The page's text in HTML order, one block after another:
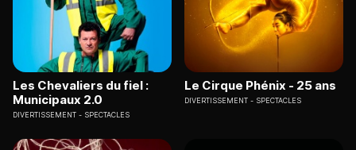
Les Chevaliers du fiel :
Municipaux 2.0
DIVERTISSEMENT SPECTACLES
Le Cirque Phénix - 25 ans
DIVERTISSEMENT SPECTACLES